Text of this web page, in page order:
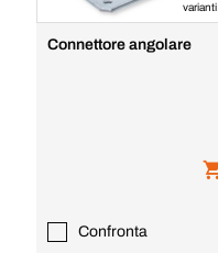
varianti
Connettore angolare
Confronta